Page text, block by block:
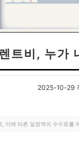
트비, 누가
2025-10-29
이에 따른 일정액의 수수료를